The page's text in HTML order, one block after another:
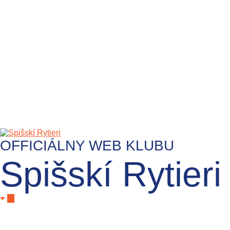
OFFICIÁLNY WEB KLUBU
Spišskí Rytieri